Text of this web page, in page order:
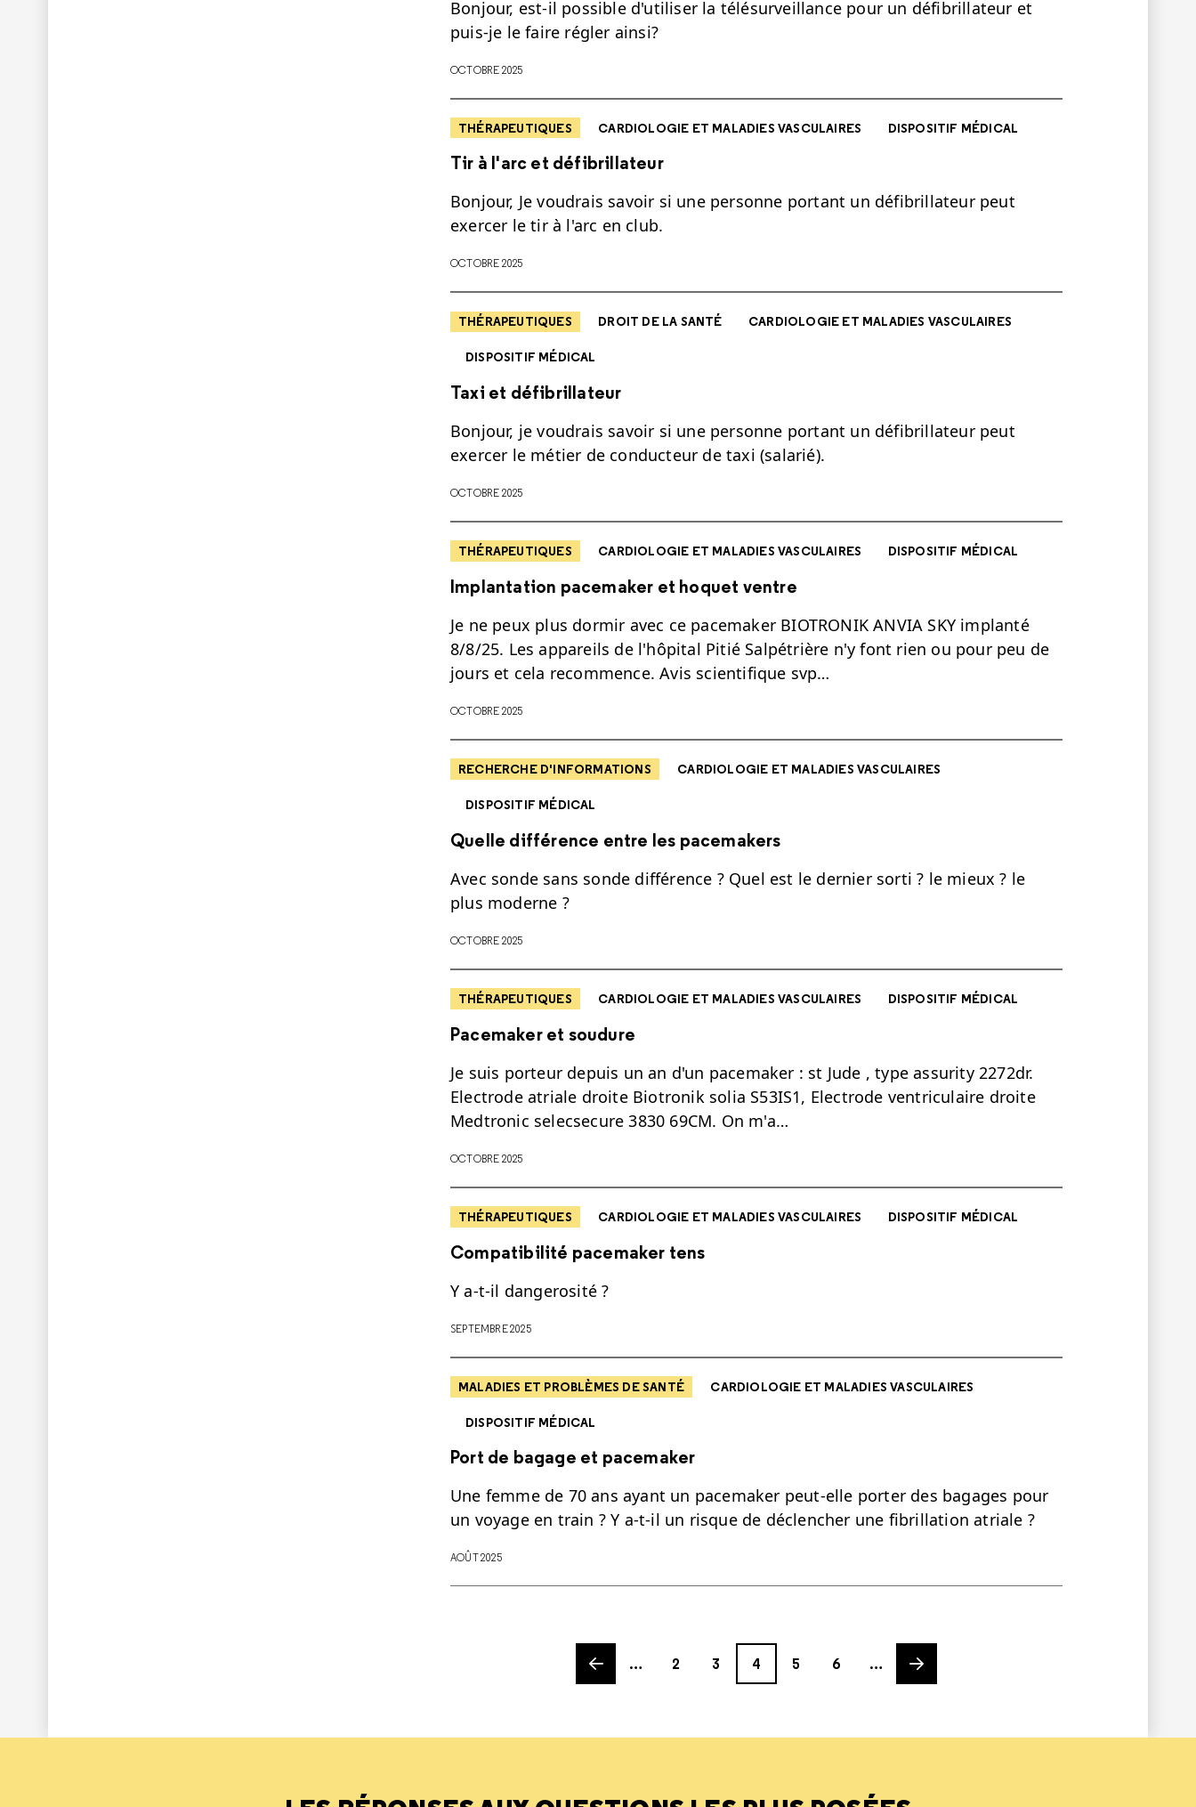
Bonjour, est-il possible d'utiliser la télésurveillance pour un défibrillateur et
puis-je le faire régler ainsi?
OCTOBRE 2025
THÉRAPEUTIQUES CARDIOLOGIE ET MALADIES VASCULAIRES DISPOSITIF MÉDICAL
Tir à l'arc et défibrillateur
Bonjour, Je voudrais savoir si une personne portant un défibrillateur peut
exercer le tir à l'arc en club.
OCTOBRE 2025
THÉRAPEUTIQUES DROIT DE LA SANTÉ CARDIOLOGIE ET MALADIES VASCULAIRES
DISPOSITIF MÉDICAL
Taxi et défibrillateur
Bonjour, je voudrais savoir si une personne portant un défibrillateur peut
exercer le métier de conducteur de taxi (salarié).
OCTOBRE 2025
THÉRAPEUTIQUES CARDIOLOGIE ET MALADIES VASCULAIRES DISPOSITIF MÉDICAL
Implantation pacemaker et hoquet ventre
Je ne peux plus dormir avec ce pacemaker BIOTRONIK ANVIA SKY implanté
8/8/25. Les appareils de l'hôpital Pitié Salpétrière n'y font rien ou pour peu de
jours et cela recommence. Avis scientifique svp…
OCTOBRE 2025
RECHERCHE D'INFORMATIONS CARDIOLOGIE ET MALADIES VASCULAIRES
DISPOSITIF MÉDICAL
Quelle différence entre les pacemakers
Avec sonde sans sonde différence ? Quel est le dernier sorti ? le mieux ? le
plus moderne ?
OCTOBRE 2025
THÉRAPEUTIQUES CARDIOLOGIE ET MALADIES VASCULAIRES DISPOSITIF MÉDICAL
Pacemaker et soudure
Je suis porteur depuis un an d'un pacemaker : st Jude , type assurity 2272dr.
Electrode atriale droite Biotronik solia S53IS1, Electrode ventriculaire droite
Medtronic selecsecure 3830 69CM. On m'a…
OCTOBRE 2025
THÉRAPEUTIQUES CARDIOLOGIE ET MALADIES VASCULAIRES DISPOSITIF MÉDICAL
Compatibilité pacemaker tens
Y a-t-il dangerosité ?
SEPTEMBRE 2025
MALADIES ET PROBLÈMES DE SANTÉ CARDIOLOGIE ET MALADIES VASCULAIRES
DISPOSITIF MÉDICAL
Port de bagage et pacemaker
Une femme de 70 ans ayant un pacemaker peut-elle porter des bagages pour
un voyage en train ? Y a-t-il un risque de déclencher une fibrillation atriale ?
AOÛT 2025
Previous page
…
2
3
Page
4
5
6
…
Next page